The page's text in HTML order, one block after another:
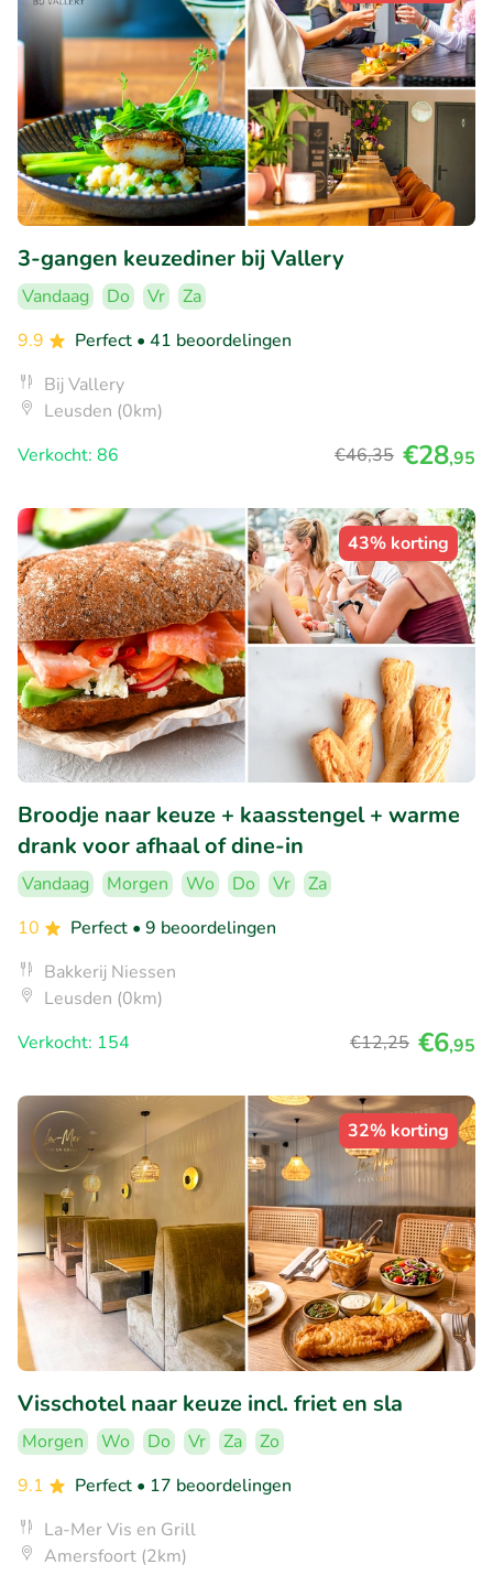
3-gangen keuzediner bij Vallery
Vandaag Do Vr
Za
9.9
Perfect • 41 beoordelingen
Bij Vallery
Leusden (0km)
Verkocht: 86
€46,35 €28,95
43% korting
Broodje naar keuze + kaasstengel + warme
drank voor afhaal of dine-in
Vandaag Morgen Wo Do Vr
Za
10
Perfect • 9 beoordelingen
Bakkerij Niessen
Leusden (0km)
Verkocht: 154
€12,25 €6,95
32% korting
Visschotel naar keuze incl. friet en sla
Morgen Wo Do Vr Za
Zo
9.1
Perfect • 17 beoordelingen
La-Mer Vis en Grill
Amersfoort (2km)